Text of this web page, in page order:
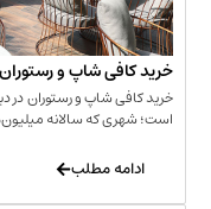
شاپ و رستوران در دبی
و رستوران در دبی یکی از
سالانه میلیون‌ها